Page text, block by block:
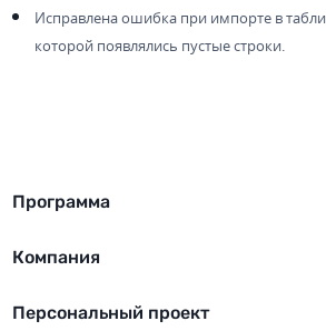
Исправлена ошибка при импорте в
которой появлялись пустые строки.
Программа
Компания
Персональный проект